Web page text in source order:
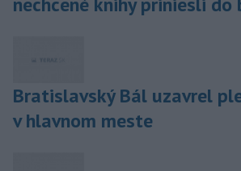
Bratislavský Bál uzavrel
v hlavnom meste